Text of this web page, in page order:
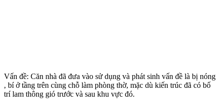
Vấn đề: Căn nhà đã đưa vào sử dụng và phát sinh vấn đề là bị nóng
, bí ở tầng trên cùng chỗ làm phòng thờ, mặc dù kiến trúc đã có bố
trí lam thông gió trước và sau khu vực đó.